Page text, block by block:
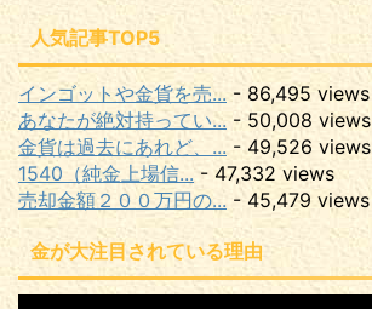
人気記事TOP5
インゴットや金貨を売... - 86,495 views
あなたが絶対持ってい... - 50,008 views
金貨は過去にあれど、... - 49,526 views
1540（純金上場信...- 47,332 views
売却金額２００万円の... - 45,479 views
金が大注目されている理由